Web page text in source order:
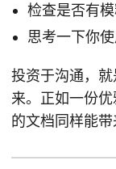
检查是否有
思考一下你
投资于沟通，
来。正如一份
的文档同样能带